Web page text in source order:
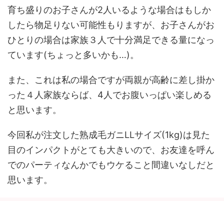
育ち盛りのお子さんが2人いるような場合はもしか
したら物足りない可能性もりますが、お子さんがお
ひとりの場合は家族３人で十分満足できる量になっ
ています(ちょっと多いかも…)。
また、これは私の場合ですが両親が高齢に差し掛か
った４人家族ならば、4人でお腹いっぱい楽しめる
と思います。
今回私が注文した熟成毛ガニLLサイズ(1kg)は見た
目のインパクトがとても大きいので、お友達を呼ん
でのパーティなんかでもウケること間違いなしだと
思います。